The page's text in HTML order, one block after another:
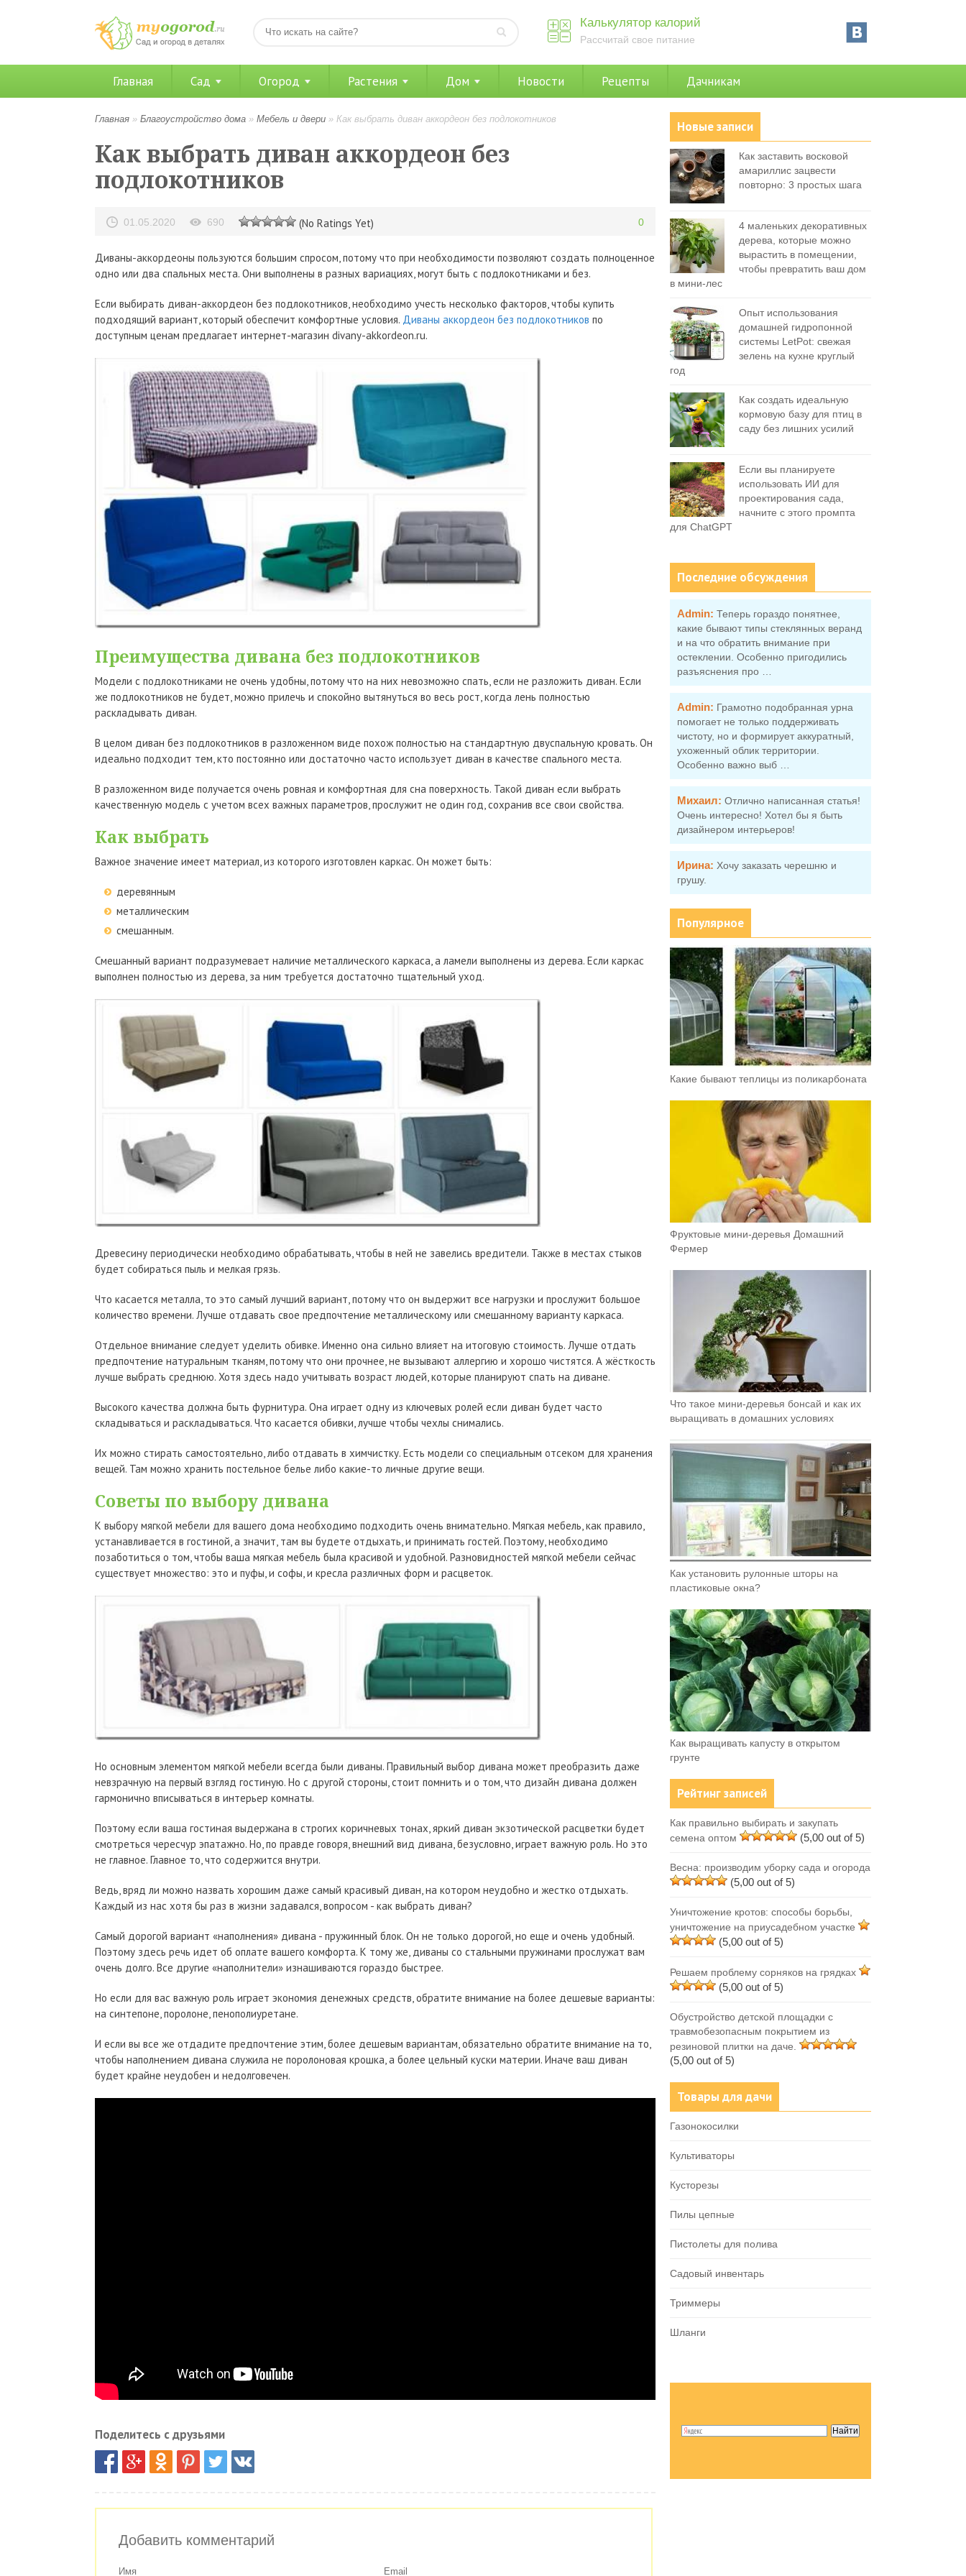
Калькулятор калорий
Рассчитай свое питание
Главная Сад Огород Растения Дом Новости Рецепты Дачникам
Главная » Благоустройство дома » Мебель и двери » Как выбрать диван аккордеон без подлокотников
Как выбрать диван аккордеон без
подлокотников
01.05.2020 690 (No Ratings Yet) 0
Диваны-аккордеоны пользуются большим спросом, потому что при необходимости позволяют создать полноценное
одно или два спальных места. Они выполнены в разных вариациях, могут быть с подлокотниками и без.
Если выбирать диван-аккордеон без подлокотников, необходимо учесть несколько факторов, чтобы купить
подходящий вариант, который обеспечит комфортные условия. Диваны аккордеон без подлокотников по
доступным ценам предлагает интернет-магазин divany-akkordeon.ru.
Преимущества дивана без подлокотников
Модели с подлокотниками не очень удобны, потому что на них невозможно спать, если не разложить диван. Если
же подлокотников не будет, можно прилечь и спокойно вытянуться во весь рост, когда лень полностью
раскладывать диван.
В целом диван без подлокотников в разложенном виде похож полностью на стандартную двуспальную кровать. Он
идеально подходит тем, кто постоянно или достаточно часто использует диван в качестве спального места.
В разложенном виде получается очень ровная и комфортная для сна поверхность. Такой диван если выбрать
качественную модель с учетом всех важных параметров, прослужит не один год, сохранив все свои свойства.
Как выбрать
Важное значение имеет материал, из которого изготовлен каркас. Он может быть:
деревянным
металлическим
смешанным.
Смешанный вариант подразумевает наличие металлического каркаса, а ламели выполнены из дерева. Если каркас
выполнен полностью из дерева, за ним требуется достаточно тщательный уход.
Древесину периодически необходимо обрабатывать, чтобы в ней не завелись вредители. Также в местах стыков
будет собираться пыль и мелкая грязь.
Что касается металла, то это самый лучший вариант, потому что он выдержит все нагрузки и прослужит большое
количество времени. Лучше отдавать свое предпочтение металлическому или смешанному варианту каркаса.
Отдельное внимание следует уделить обивке. Именно она сильно влияет на итоговую стоимость. Лучше отдать
предпочтение натуральным тканям, потому что они прочнее, не вызывают аллергию и хорошо чистятся. А жёсткость
лучше выбрать среднюю. Хотя здесь надо учитывать возраст людей, которые планируют спать на диване.
Высокого качества должна быть фурнитура. Она играет одну из ключевых ролей если диван будет часто
складываться и раскладываться. Что касается обивки, лучше чтобы чехлы снимались.
Их можно стирать самостоятельно, либо отдавать в химчистку. Есть модели со специальным отсеком для хранения
вещей. Там можно хранить постельное белье либо какие-то личные другие вещи.
Советы по выбору дивана
К выбору мягкой мебели для вашего дома необходимо подходить очень внимательно. Мягкая мебель, как правило,
устанавливается в гостиной, а значит, там вы будете отдыхать, и принимать гостей. Поэтому, необходимо
позаботиться о том, чтобы ваша мягкая мебель была красивой и удобной. Разновидностей мягкой мебели сейчас
существует множество: это и пуфы, и софы, и кресла различных форм и расцветок.
Но основным элементом мягкой мебели всегда были диваны. Правильный выбор дивана может преобразить даже
невзрачную на первый взгляд гостиную. Но с другой стороны, стоит помнить и о том, что дизайн дивана должен
гармонично вписываться в интерьер комнаты.
Поэтому если ваша гостиная выдержана в строгих коричневых тонах, яркий диван экзотической расцветки будет
смотреться чересчур эпатажно. Но, по правде говоря, внешний вид дивана, безусловно, играет важную роль. Но это
не главное. Главное то, что содержится внутри.
Ведь, вряд ли можно назвать хорошим даже самый красивый диван, на котором неудобно и жестко отдыхать.
Каждый из нас хотя бы раз в жизни задавался, вопросом - как выбрать диван?
Самый дорогой вариант «наполнения» дивана - пружинный блок. Он не только дорогой, но еще и очень удобный.
Поэтому здесь речь идет об оплате вашего комфорта. К тому же, диваны со стальными пружинами прослужат вам
очень долго. Все другие «наполнители» изнашиваются гораздо быстрее.
Но если для вас важную роль играет экономия денежных средств, обратите внимание на более дешевые варианты:
на синтепоне, поролоне, пенополиуретане.
И если вы все же отдадите предпочтение этим, более дешевым вариантам, обязательно обратите внимание на то,
чтобы наполнением дивана служила не поролоновая крошка, а более цельный куски материи. Иначе ваш диван
будет крайне неудобен и недолговечен.
Поделитесь с друзьями
Добавить комментарий
Имя Email
Новые записи
Как заставить восковой
амариллис зацвести
повторно: 3 простых шага
4 маленьких декоративных
дерева, которые можно
вырастить в помещении,
чтобы превратить ваш дом
в мини-лес
Опыт использования
домашней гидропонной
системы LetPot: свежая
зелень на кухне круглый
год
Как создать идеальную
кормовую базу для птиц в
саду без лишних усилий
Если вы планируете
использовать ИИ для
проектирования сада,
начните с этого промпта
для ChatGPT
Последние обсуждения
Admin: Теперь гораздо понятнее,
какие бывают типы стеклянных веранд
и на что обратить внимание при
остеклении. Особенно пригодились
разъяснения про …
Admin: Грамотно подобранная урна
помогает не только поддерживать
чистоту, но и формирует аккуратный,
ухоженный облик территории.
Особенно важно выб …
Михаил: Отлично написанная статья!
Очень интересно! Хотел бы я быть
дизайнером интерьеров!
Ирина: Хочу заказать черешню и
грушу.
Популярное
Какие бывают теплицы из поликарбоната
Фруктовыe мини-деревья Домашний
Фермер
Что такое мини-деревья бонсай и как их
выращивать в домашних условиях
Как установить рулонные шторы на
пластиковые окна?
Как выращивать капусту в открытом
грунте
Рейтинг записей
Как правильно выбирать и закупать
семена оптом
(5,00 out of 5)
Весна: производим уборку сада и огорода
(5,00 out of 5)
Уничтожение кротов: способы борьбы,
уничтожение на приусадебном участке
(5,00 out of 5)
Решаем проблему сорняков на грядках
(5,00 out of 5)
Обустройство детской площадки с
травмобезопасным покрытием из
резиновой плитки на даче.
(5,00 out of 5)
Товары для дачи
Газонокосилки
Культиваторы
Кусторезы
Пилы цепные
Пистолеты для полива
Садовый инвентарь
Триммеры
Шланги